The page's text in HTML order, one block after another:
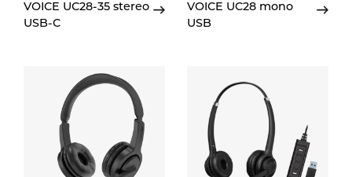
VOICE UC28-35 stereo
USB-C
VOICE UC28 mono
USB